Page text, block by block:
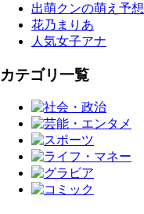
出萌クンの萌え予想
花乃まりあ
人気女子アナ
カテゴリ一覧